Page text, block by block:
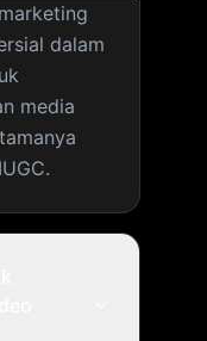
dalam
media